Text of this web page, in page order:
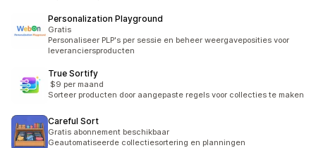
Personalization Playground
Gratis
Personaliseer PLP's per sessie en beheer weergaveposities voor
leveranciersproducten
True Sortify
$9 per maand
Sorteer producten door aangepaste regels voor collecties te maken
Careful Sort
Gratis abonnement beschikbaar
Geautomatiseerde collectiesortering en planningen